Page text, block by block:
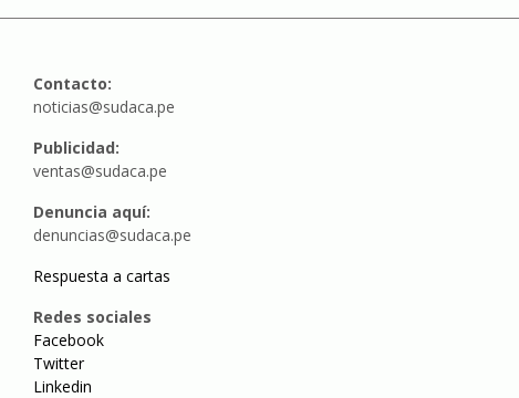
Contacto:
noticias@sudaca.pe
Publicidad:
ventas@sudaca.pe
Denuncia aquí:
denuncias@sudaca.pe
Respuesta a cartas
Redes sociales
Facebook
Twitter
Linkedin